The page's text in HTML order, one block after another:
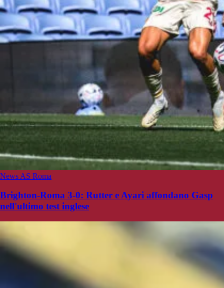
News AS Roma
Brighton-Roma 3-0: Rutter e Ayari affondano Gasp
nell'ultimo test inglese